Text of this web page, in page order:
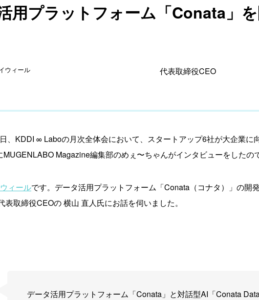
用プラットフォーム「Conata」
ウィール 代表取締役CEO
、KDDI ∞ Laboの月次全体会において、スタートアップ6社が大企業に
MUGENLABO Magazine編集部のめぇ〜ちゃんがインタビューをしたの
ィールです。データ活用プラットフォーム「Conata（コナタ）」の開
表取締役CEOの 横山 直人氏にお話を伺いました。
データ活用プラットフォーム「Conata」と対話型AI「Conata